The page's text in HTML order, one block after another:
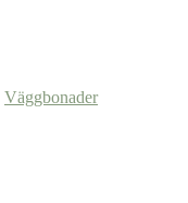
Väggbonader